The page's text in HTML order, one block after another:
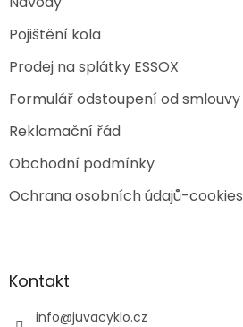
Pojištění kola
Prodej na splátky ESSOX
Formulář odstoupení od smlouvy
Reklamační řád
Obchodní podmínky
Ochrana osobních údajů-cookies
Kontakt
info@juvacyklo.cz